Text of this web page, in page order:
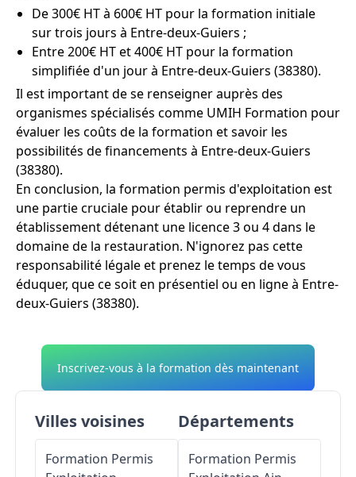
De 300€ HT à 600€ HT pour la formation initiale
sur trois jours à Entre-deux-Guiers ;
Entre 200€ HT et 400€ HT pour la formation
simplifiée d'un jour à Entre-deux-Guiers (38380).
Il est important de se renseigner auprès des
organismes spécialisés comme UMIH Formation pour
évaluer les coûts de la formation et savoir les
possibilités de financements à Entre-deux-Guiers
(38380).
En conclusion, la formation permis d'exploitation est
une partie cruciale pour établir ou reprendre un
établissement détenant une licence 3 ou 4 dans le
domaine de la restauration. N'ignorez pas cette
responsabilité légale et prenez le temps de vous
éduquer, que ce soit en présentiel ou en ligne à Entre-
deux-Guiers (38380).
Inscrivez-vous à la formation dès maintenant
Villes voisines
Formation Permis
Départements
Formation Permis